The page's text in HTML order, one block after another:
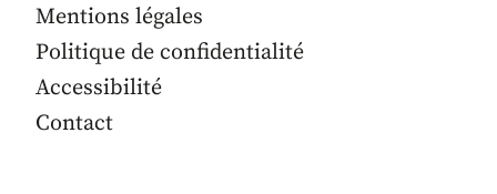
Mentions légales
Politique de confidentialité
Accessibilité
Contact